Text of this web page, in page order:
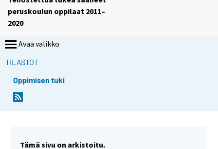
peruskoulun oppilaat 2011–
2020
Avaa valikko
TILASTOT
Oppimisen tuki
Tämä sivu on arkistoitu.